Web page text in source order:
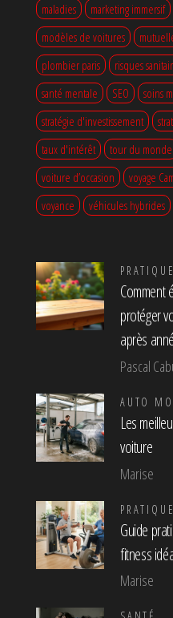
maladies
marketing immersif
modèles de voitures
plombier paris
risques
santé mentale
SEO soins
stratégie d'investissement
taux d'intérêt
tour du monde
voiture d’occasion
voyage
voyance
véhicules hybrides
PRATIQUE
Comment
protéger
après
Pascal
AUTO
Les
voiture
Marise
PRATIQUE
Guide
fitness
Marise